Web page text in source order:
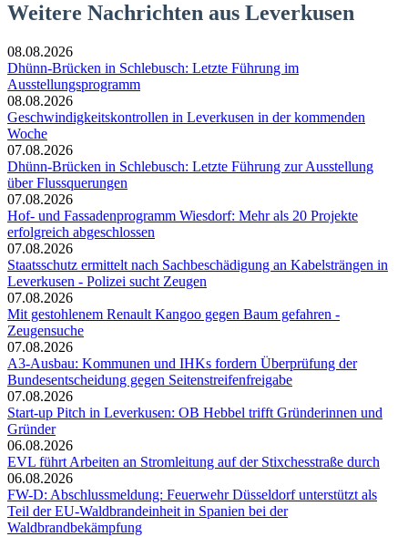
Weitere Nachrichten aus Leverkusen
08.08.2026
Dhünn-Brücken in Schlebusch: Letzte Führung im
Ausstellungsprogramm
08.08.2026
Geschwindigkeitskontrollen in Leverkusen in der kommenden
Woche
07.08.2026
Dhünn-Brücken in Schlebusch: Letzte Führung zur Ausstellung
über Flussquerungen
07.08.2026
Hof- und Fassadenprogramm Wiesdorf: Mehr als 20 Projekte
erfolgreich abgeschlossen
07.08.2026
Staatsschutz ermittelt nach Sachbeschädigung an Kabelsträngen in
Leverkusen - Polizei sucht Zeugen
07.08.2026
Mit gestohlenem Renault Kangoo gegen Baum gefahren -
Zeugensuche
07.08.2026
A3-Ausbau: Kommunen und IHKs fordern Überprüfung der
Bundesentscheidung gegen Seitenstreifenfreigabe
07.08.2026
Start-up Pitch in Leverkusen: OB Hebbel trifft Gründerinnen und
Gründer
06.08.2026
EVL führt Arbeiten an Stromleitung auf der Stixchesstraße durch
06.08.2026
FW-D: Abschlussmeldung: Feuerwehr Düsseldorf unterstützt als
Teil der EU-Waldbrandeinheit in Spanien bei der
Waldbrandbekämpfung